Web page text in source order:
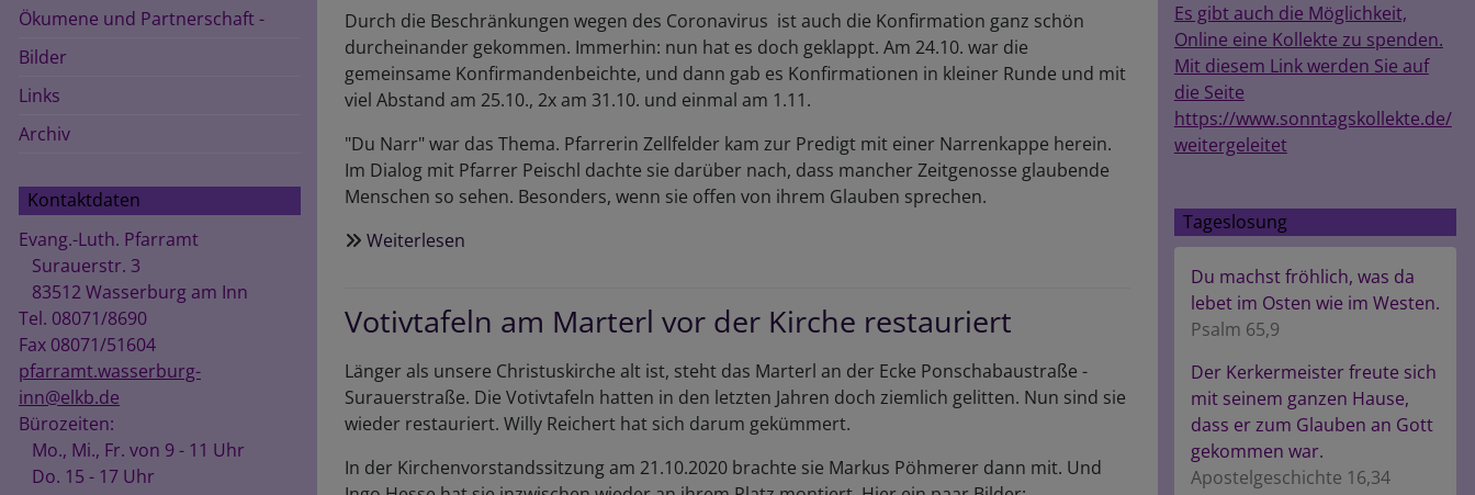
Ökumene und Partnerschaft -
Bilder
Links
Archiv
Kontaktdaten
Evang.-Luth. Pfarramt
Surauerstr. 3
83512 Wasserburg am Inn
Tel. 08071/8690
Fax 08071/51604
pfarramt.wasserburg-
inn@elkb.de
Bürozeiten:
Mo., Mi., Fr. von 9 - 11 Uhr
Do. 15 - 17 Uhr
(mit
Nachtrag)
Durch die Beschränkungen wegen des Coronavirus ist auch die Konfirmation ganz schön
durcheinander gekommen. Immerhin: nun hat es doch geklappt. Am 24.10. war die
gemeinsame Konfirmandenbeichte, und dann gab es Konfirmationen in kleiner Runde und mit
viel Abstand am 25.10., 2x am 31.10. und einmal am 1.11.
"Du Narr" war das Thema. Pfarrerin Zellfelder kam zur Predigt mit einer Narrenkappe herein.
Im Dialog mit Pfarrer Peischl dachte sie darüber nach, dass mancher Zeitgenosse glaubende
Menschen so sehen. Besonders, wenn sie offen von ihrem Glauben sprechen.
Weiterlesen
Votivtafeln am Marterl vor der Kirche restauriert
Länger als unsere Christuskirche alt ist, steht das Marterl an der Ecke Ponschabaustraße -
Surauerstraße. Die Votivtafeln hatten in den letzten Jahren doch ziemlich gelitten. Nun sind sie
wieder restauriert. Willy Reichert hat sich darum gekümmert.
In der Kirchenvorstandssitzung am 21.10.2020 brachte sie Markus Pöhmerer dann mit. Und
Es gibt auch die Möglichkeit,
Online eine Kollekte zu spenden.
Mit diesem Link werden Sie auf
die Seite
https://www.sonntagskollekte.de/
weitergeleitet
Tageslosung
Du machst fröhlich, was da
lebet im Osten wie im Westen.
Psalm 65,9
Der Kerkermeister freute sich
mit seinem ganzen Hause,
dass er zum Glauben an Gott
gekommen war.
Apostelgeschichte 16,34